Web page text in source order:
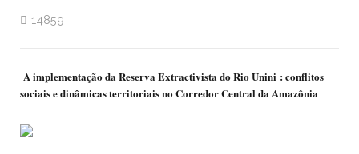
14859
A implementação da Reserva Extractivista do Rio Unini : conflitos
sociais e dinâmicas territoriais no Corredor Central da Amazônia